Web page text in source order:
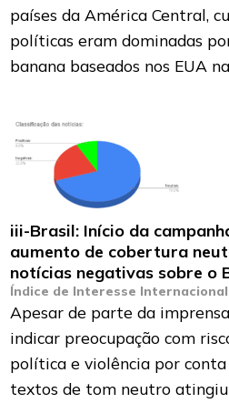
países da América Central,
políticas eram dominadas
banana baseados nos EUA
iii-Brasil: Início da
aumento de cobertura
notícias negativas sobre o
Índice de Interesse Internacional
Apesar de parte da
indicar preocupação com
política e violência por
textos de tom neutro atingiu